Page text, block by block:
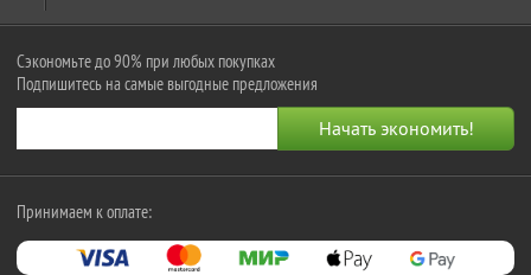
Сэкономьте до 90% при любых покупках
Подпишитесь на самые выгодные предложения
Принимаем к оплате: